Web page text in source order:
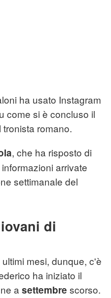
ha usato Instagram
come si è concluso il
romano.
, che ha risposto di
arrivate
settimanale del
di
mesi, dunque, c'è
ha iniziato il
a settembre scorso.